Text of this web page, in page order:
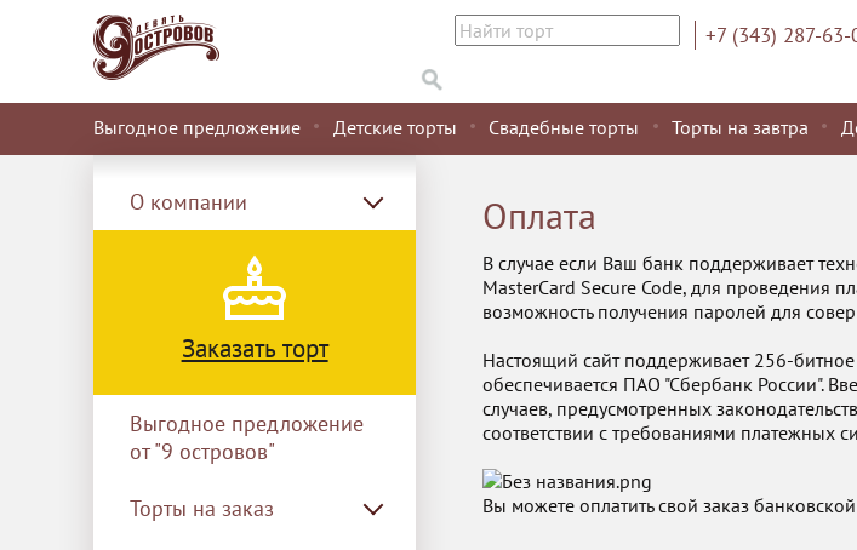
+7 (343) 287-63-
Выгодное предложение Детские торты Свадебные торты Торты на завтра
О компании
Заказать торт
Выгодное предложение
от "9 островов"
Торты на заказ
Оплата
В случае если Ваш банк поддерживает
MasterCard Secure Code, для проведения
возможность получения паролей для
Настоящий сайт поддерживает 256-
обеспечивается ПАО "Сбербанк России".
случаев, предусмотренных
соответствии с требованиями платежных
Вы можете оплатить свой заказ